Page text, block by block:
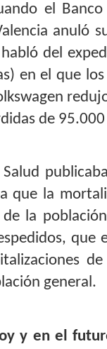
el
anuló
del
en el que
de
que la
la
que
general.
y en el